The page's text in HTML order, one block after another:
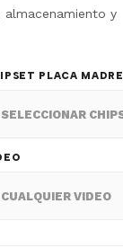
y
PLACA MADRE